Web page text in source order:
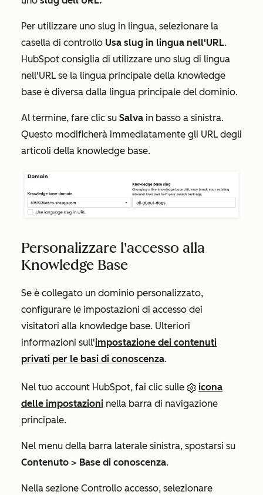
Per utilizzare uno slug in lingua, selezionare la
casella di controllo Usa slug in lingua nell'URL.
HubSpot consiglia di utilizzare uno slug di lingua
nell'URL se la lingua principale della knowledge
base è diversa dalla lingua principale del dominio.
Al termine, fare clic su Salva in basso a sinistra.
Questo modificherà immediatamente gli URL degli
articoli della knowledge base.
Personalizzare l'accesso alla
Knowledge Base
Se è collegato un dominio personalizzato,
configurare le impostazioni di accesso dei
visitatori alla knowledge base. Ulteriori
informazioni sull'impostazione dei contenuti
privati per le basi di conoscenza.
Nel tuo account HubSpot, fai clic sulle
icona
delle impostazioni nella barra di navigazione
principale.
Nel menu della barra laterale sinistra, spostarsi su
Contenuto > Base di conoscenza.
Nella sezione Controllo accesso, selezionare